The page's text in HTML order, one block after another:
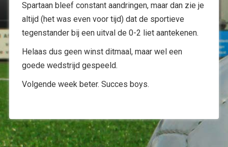
Spartaan bleef constant aandringen, maar dan zie je
altijd (het was even voor tijd) dat de sportieve
tegenstander bij een uitval de 0-2 liet aantekenen.
Helaas dus geen winst ditmaal, maar wel een
goede wedstrijd gespeeld.
Volgende week beter. Succes boys.